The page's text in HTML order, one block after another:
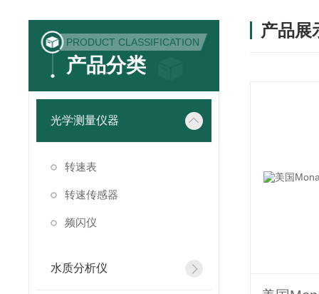
PRODUCT CLASSIFICATION
产品分类
光学测量仪器
转速表
转速传感器
频闪仪
水质分析仪
产品展